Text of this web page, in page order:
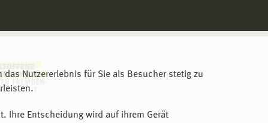
das Nutzererlebnis für Sie als Besucher stetig zu
Ihre Entscheidung wird auf ihrem Gerät